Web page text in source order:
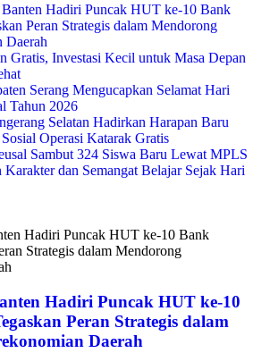
Hadiri Puncak HUT ke-10 Bank
Peran Strategis dalam Mendorong
Daerah
Gratis, Investasi Kecil untuk Masa Depan
Serang Mengucapkan Selamat Hari
Tahun 2026
Selatan Hadirkan Harapan Baru
Operasi Katarak Gratis
Sambut 324 Siswa Baru Lewat MPLS
Karakter dan Semangat Belajar Sejak Hari
Hadiri Puncak HUT ke-10
Peran Strategis dalam
Daerah